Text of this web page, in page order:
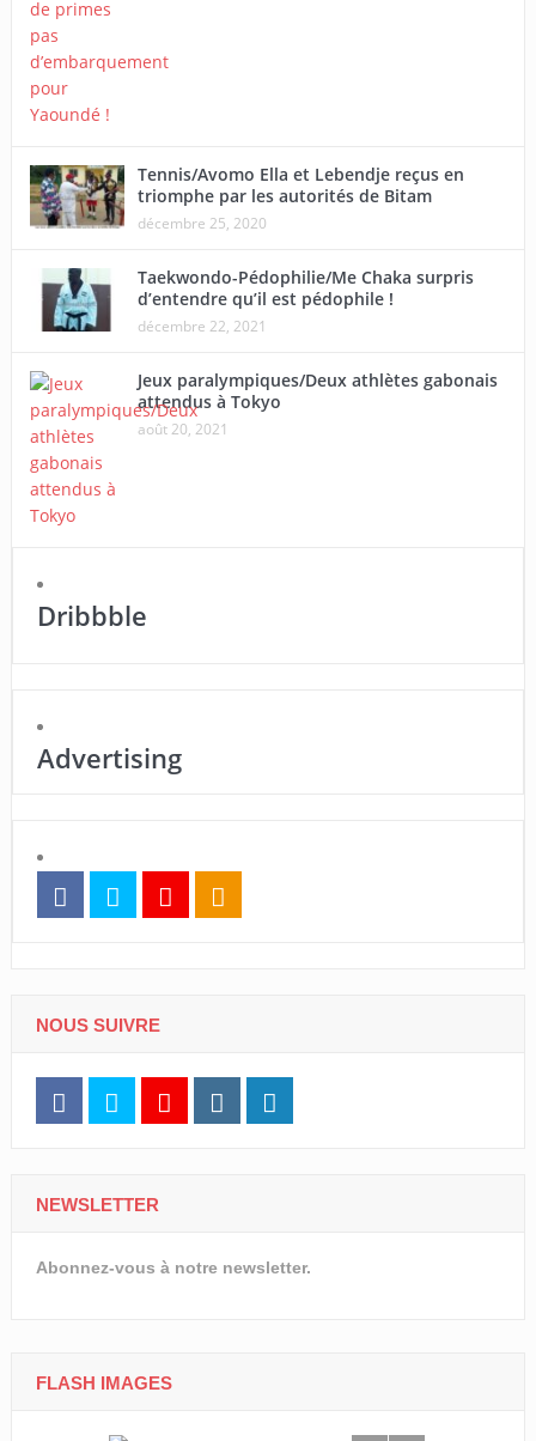
Tennis/Avomo Ella et Lebendje reçus en
triomphe par les autorités de Bitam
décembre 25, 2020
Taekwondo-Pédophilie/Me Chaka surpris
d’entendre qu’il est pédophile !
décembre 22, 2021
Jeux paralympiques/Deux athlètes gabonais
attendus à Tokyo
août 20, 2021
Dribbble
Advertising
NOUS SUIVRE
NEWSLETTER
Abonnez-vous à notre newsletter.
FLASH IMAGES